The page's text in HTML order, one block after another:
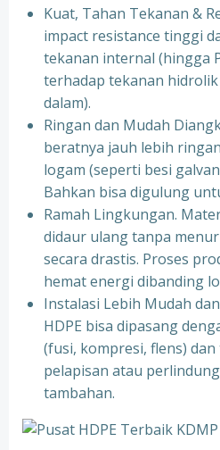
Kuat, Tahan Tekanan &
impact resistance tinggi
tekanan internal (hingga
terhadap tekanan
dalam).
Ringan dan Mudah
beratnya jauh lebih
logam (seperti besi
Bahkan bisa digulung
Ramah Lingkungan.
didaur ulang tanpa
secara drastis. Proses
hemat energi dibanding
Instalasi Lebih Mudah
HDPE bisa dipasang
(fusi, kompresi, flens)
pelapisan atau
tambahan.